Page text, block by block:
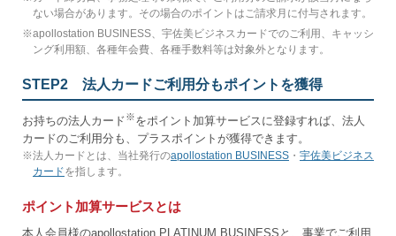
ない場合があります。その場合のポイントはご請求月に付与されます。
※apollostation BUSINESS、宇佐美ビジネスカードでのご利用、キャッシ
ング利用額、各種年会費、各種手数料等は対象外となります。
STEP2 法人カードご利用分もポイントを獲得
お持ちの法人カード※をポイント加算サービスに登録すれば、法人
カードのご利用分も、プラスポイントが獲得できます。
※法人カードとは、当社発行のapollostation BUSINESS ・ 宇佐美ビジネス
カードを指します。
ポイント加算サービスとは
本人会員様のapollostation PLATINUM BUSINESSと、事業でご利用